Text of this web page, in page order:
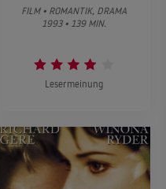
FILM • ROMANTIK, DRAMA
1993 • 139 MIN.
Lesermeinung